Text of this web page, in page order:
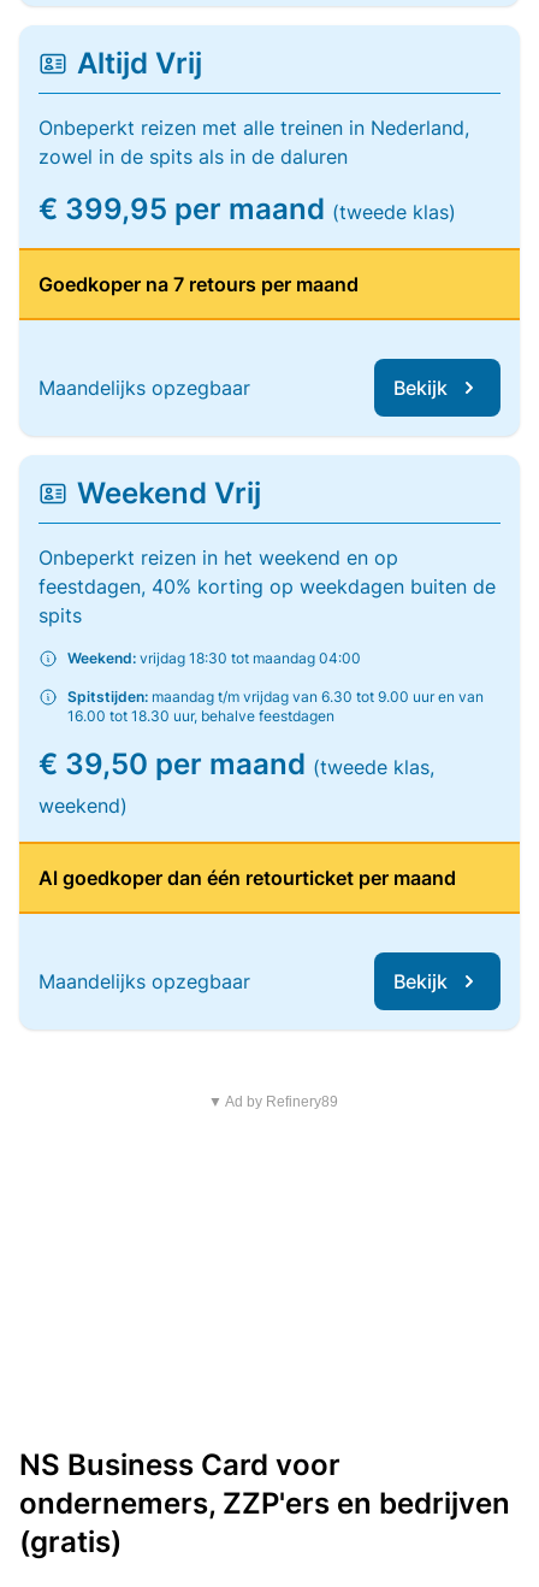
Altijd Vrij
Onbeperkt reizen met alle treinen in Nederland,
zowel in de spits als in de daluren
€ 399,95 per maand (tweede klas)
Goedkoper na 7 retours per maand
Maandelijks opzegbaar Bekijk
Weekend Vrij
Onbeperkt reizen in het weekend en op
feestdagen, 40% korting op weekdagen buiten de
spits
Weekend: vrijdag 18:30 tot maandag 04:00
Spitstijden: maandag t/m vrijdag van 6.30 tot 9.00 uur en van
16.00 tot 18.30 uur, behalve feestdagen
€ 39,50 per maand (tweede klas,
weekend)
Al goedkoper dan één retourticket per maand
Maandelijks opzegbaar Bekijk
▼ Ad by Refinery89
NS Business Card voor
ondernemers, ZZP'ers en bedrijven
(gratis)